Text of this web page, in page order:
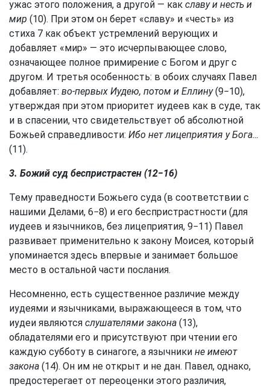
ужас этого положения, а другой — как славу и несть и
мир (10). При этом он берет «славу» и «честь» из
стиха 7 как объект устремлений верующих и
добавляет «мир» — это исчерпывающее слово,
означающее полное примирение с Богом и друг с
другом. И третья особенность: в обоих случаях Павел
добавляет: во-первых Иудею, потом и Еллину(9−10),
утверждая при этом приоритет иудеев как в суде, так
и в спасении, что свидетельствует об абсолютной
Божьей справедливости: Ибо нет лицеприятия у Бога…
(11).
3. Божий суд беспристрастен (12−16)
Тему праведности Божьего суда (в соответствии с
нашими Делами, 6−8) и его беспристрастности (для
иудеев и язычников, без лицеприятия, 9−11) Павел
развивает применительно к закону Моисея, который
упоминается здесь впервые и занимает большое
место в остальной части послания.
Несомненно, есть существенное различие между
иудеями и язычниками, выражающееся в том, что
иудеи являются слушателями закона (13),
обладателями его и присутствуют при чтении его
каждую субботу в синагоге, а язычники не имеют
закона (14). Он им не открыт и не дан. Павел, однако,
предостерегает от переоценки этого различия,